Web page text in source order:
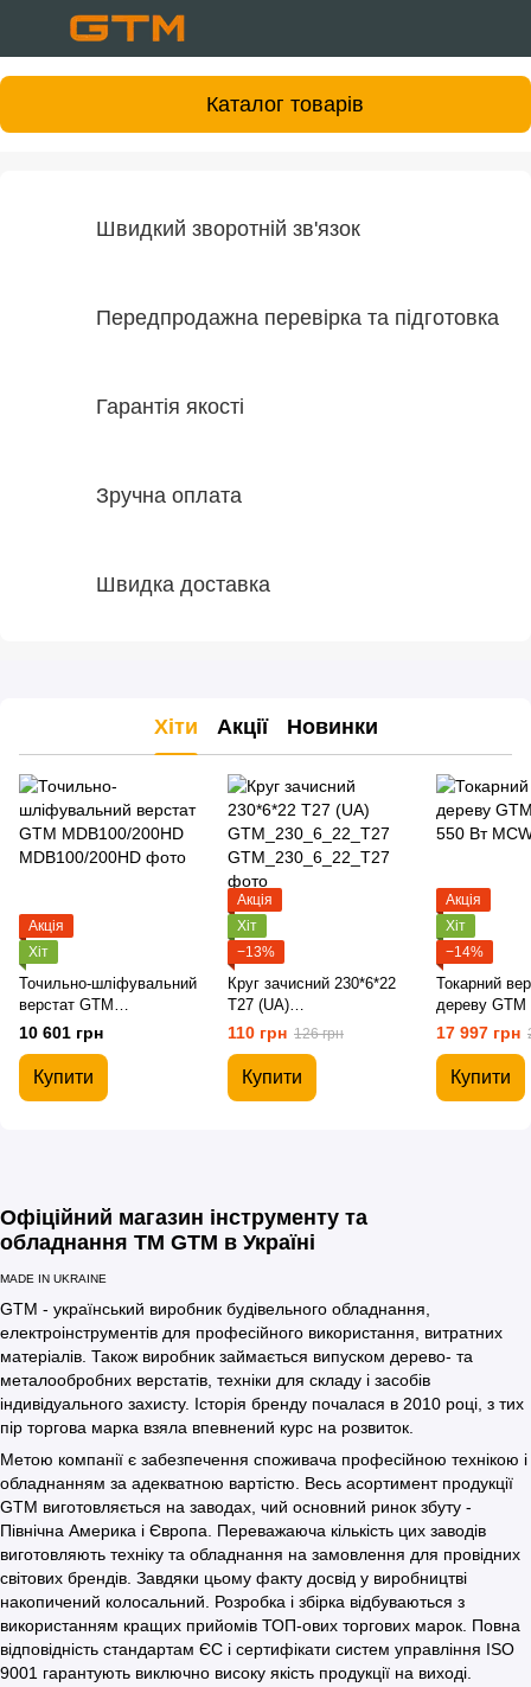
Каталог товарів
Швидкий зворотній зв'язок
Передпродажна перевірка та підготовка
Гарантія якості
Зручна оплата
Швидка доставка
Хіти Акції Новинки
Акція
Хіт
Точильно-шліфувальний
верстат GTM
MDB100/200HD
10 601 грн
Купити
Акція
Хіт
−13%
Круг зачисний 230*6*22
Т27 (UA)
GTM_230_6_22_T27
110 грн 126 грн
Купити
Акція
Хіт
−14%
Токарний
дереву GTM
550 Вт
17 997 грн
Купити
Офіційний магазин інструменту та
обладнання TM GTM в Україні
MADE IN UKRAINE
GTM - український виробник будівельного обладнання,
електроінструментів для професійного використання, витратних
матеріалів. Також виробник займається випуском дерево- та
металообробних верстатів, техніки для складу і засобів
індивідуального захисту. Історія бренду почалася в 2010 році, з тих
пір торгова марка взяла впевнений курс на розвиток.
Метою компанії є забезпечення споживача професійною технікою і
обладнанням за адекватною вартістю. Весь асортимент продукції
GTM виготовляється на заводах, чий основний ринок збуту -
Північна Америка і Європа. Переважаюча кількість цих заводів
виготовляють техніку та обладнання на замовлення для провідних
світових брендів. Завдяки цьому факту досвід у виробництві
накопичений колосальний. Розробка і збірка відбуваються з
використанням кращих прийомів ТОП-ових торгових марок. Повна
відповідність стандартам ЄС і сертифікати систем управління ISO
9001 гарантують виключно високу якість продукції на виході.